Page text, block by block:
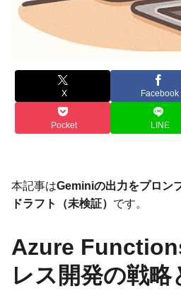
X Facebook
Pocket LINE
本記事はGeminiの出力をプロン
ドラフト（未検証） です。
Azure
レス開発の戦略